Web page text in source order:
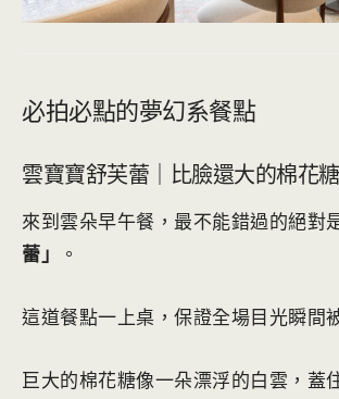
必拍必點的夢幻系餐點
雲寶寶舒芙蕾｜比臉還大的棉花
來到雲朵早午餐，最不能錯過的絕對
蕾」
。
這道餐點一上桌，保證全場目光瞬間
巨大的棉花糖像一朵漂浮的白雲，蓋